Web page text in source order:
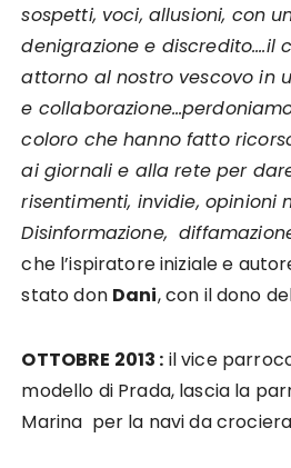
sospetti, voci, allusioni, con
denigrazione e discredito….il
attorno al nostro vescovo in
e
coloro che hanno fatto
ai giornali e alla rete per
risentimenti, invidie, opinioni
Disinformazione,
che l’ispiratore iniziale e
stato don Dani, con il dono
OTTOBRE 2013 : il vice
modello di Prada, lascia la
Marina per la navi da